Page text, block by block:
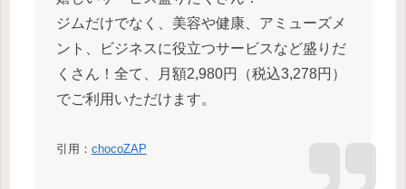
ジムだけでなく、美容や健康、アミューズメ
ント、ビジネスに役立つサービスなど盛りだ
くさん！全て、月額2,980円（税込3,278円）
でご利用いただけます。
引用： chocoZAP